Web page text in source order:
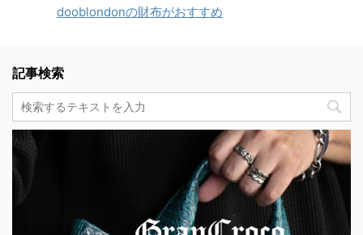
dooblondonの財布がおすすめ
記事検索